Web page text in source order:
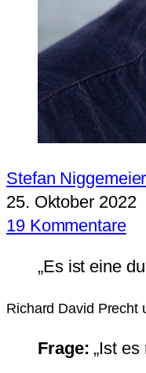
Stefan Niggemeier
25. Oktober 2022
19 Kommentare
„Es ist eine
Richard David Precht
Frage: „Ist